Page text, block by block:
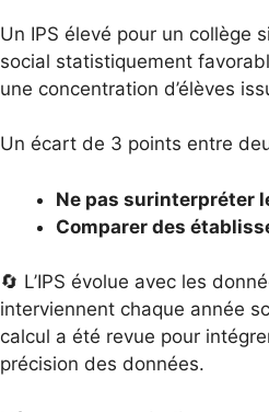
Un IPS élevé pour un collège
social statistiquement
une concentration d’élèves
Un écart de 3 points entre
Ne pas surinterpréter
Comparer des
🔄 L’IPS évolue avec les
interviennent chaque année
calcul a été revue pour
précision des données.